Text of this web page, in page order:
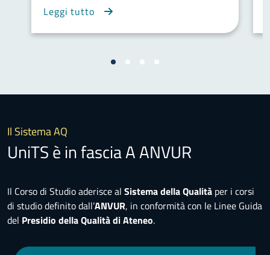
Leggi tutto
Il Sistema AQ
UniTS è in fascia A ANVUR
Il Corso di Studio aderisce al Sistema della Qualità per i corsi
di studio definito dall’ANVUR, in conformità con le Linee Guida
del Presidio della Qualità di Ateneo.